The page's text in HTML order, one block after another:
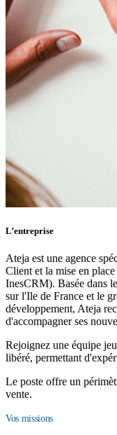
L’entreprise
Ateja est une agence
Client et la mise en
InesCRM). Basée dans
sur l'Ile de France et le
développement, Ateja
d'accompagner ses
Rejoignez une équipe
libéré, permettant
Le poste offre un
vente.
Vos missions